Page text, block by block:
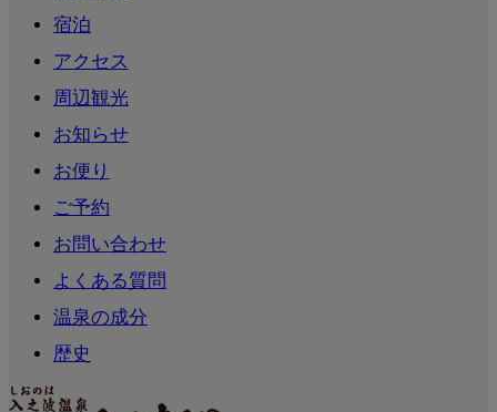
宿泊
アクセス
周辺観光
お知らせ
お便り
ご予約
お問い合わせ
よくある質問
温泉の成分
歴史